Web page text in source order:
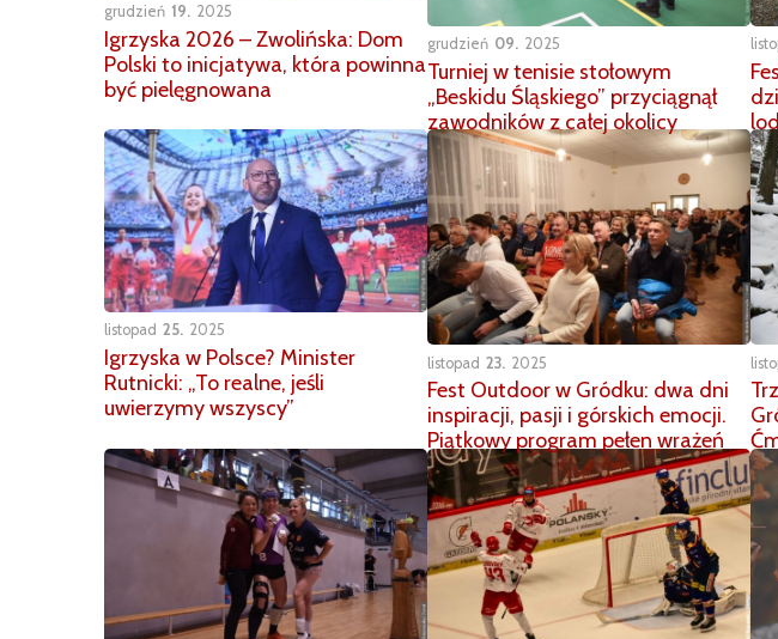
grudzień 19 2025
Igrzyska 2026 – Zwolińska: Dom
Polski to inicjatywa, która powinna
być pielęgnowana
grudzień 09 2025
Turniej w tenisie stołowym
„Beskidu Śląskiego” przyciągnął
zawodników z całej okolicy
listopad 25 2025
Igrzyska w Polsce? Minister
Rutnicki: „To realne, jeśli
uwierzymy wszyscy”
listopad 23 2025
Fest Outdoor w Gródku: dwa dni
inspiracji, pasji i górskich emocji.
Piątkowy program pełen wrażeń